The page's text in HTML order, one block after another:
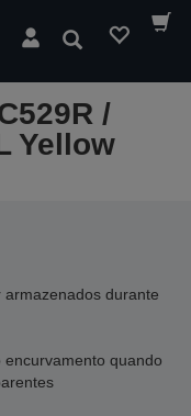
Pesquisar
/
Yellow
durante
quando